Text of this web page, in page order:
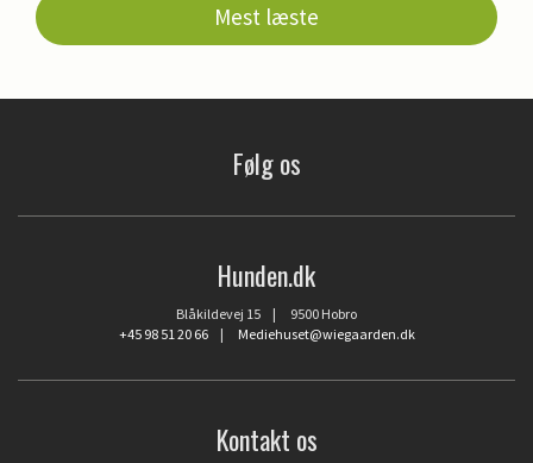
Mest læste
Følg os
Hunden.dk
Blåkildevej 15 | 9500 Hobro
+45 98 51 20 66| Mediehuset@wiegaarden.dk
Kontakt os